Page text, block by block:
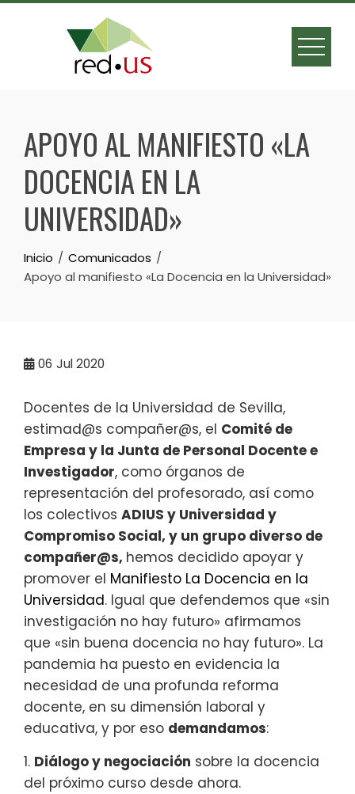
Skip
APOYO AL MANIFIESTO «LA
DOCENCIA EN LA
UNIVERSIDAD»
Inicio
Comunicados
Apoyo al manifiesto «La Docencia en la Universidad»
06 Jul 2020
Docentes de la Universidad de Sevilla,
estimad@s compañer@s, el Comité de
Empresa y la Junta de Personal Docente e
Investigador, como órganos de
representación del profesorado, así como
los colectivos ADIUS y Universidad y
Compromiso Social, y un grupo diverso de
compañer@s, hemos decidido apoyar y
promover el Manifiesto La Docencia en la
Universidad. Igual que defendemos que «sin
investigación no hay futuro» afirmamos
que «sin buena docencia no hay futuro». La
pandemia ha puesto en evidencia la
necesidad de una profunda reforma
docente, en su dimensión laboral y
educativa, y por eso demandamos:
1. Diálogo y negociación sobre la docencia
del próximo curso desde ahora.